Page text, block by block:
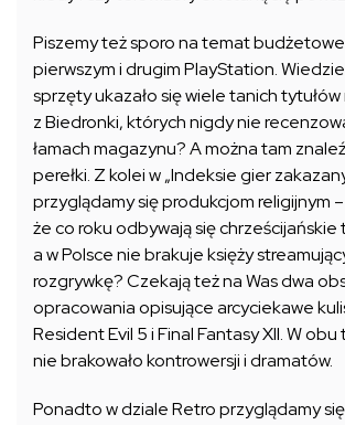
Piszemy też sporo na temat
pierwszym i drugim PlayStation.
sprzęty ukazało się wiele tanich
z Biedronki, których nigdy nie
łamach magazynu? A można tam
perełki. Z kolei w „Indeksie gier
przyglądamy się produkcjom religijnym
że co roku odbywają się chrześcijańskie
a w Polsce nie brakuje księży
rozgrywkę? Czekają też na Was dwa
opracowania opisujące arcyciekawe
Resident Evil 5 i Final Fantasy XII. W
nie brakowało kontrowersji i dramatów.
Ponadto w dziale Retro przyglądamy